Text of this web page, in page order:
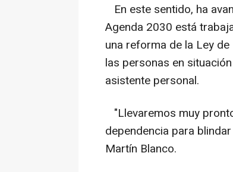
En este sentido, ha
Agenda 2030 está
una reforma de la Ley
las personas en
asistente personal.
"Llevaremos muy
dependencia para
Martín Blanco.